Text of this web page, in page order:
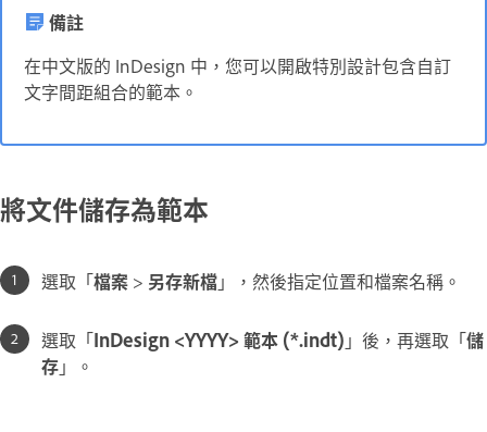
備註
在中文版的 InDesign 中，您可以開啟特別設計包含自訂
文字間距組合的範本。
將文件儲存為範本
選取「檔案 > 另存新檔」，然後指定位置和檔案名稱。
選取「InDesign <YYYY> 範本 (*.indt) 」後，再選取「儲
存」。